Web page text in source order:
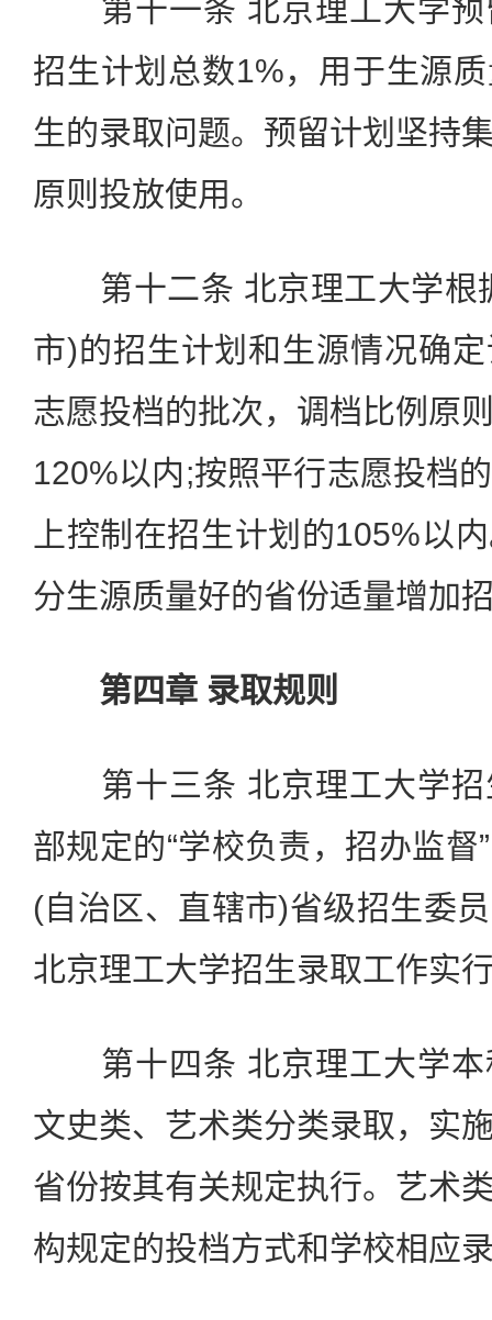
第十一条 北京理工大学预
招生计划总数1%，用于生源
生的录取问题。预留计划坚持
原则投放使用。
第十二条 北京理工大学根
市)的招生计划和生源情况确
志愿投档的批次，调档比例原
120%以内;按照平行志愿投档
上控制在招生计划的105%以
分生源质量好的省份适量增加
第四章 录取规则
第十三条 北京理工大学招
部规定的“学校负责，招办监督
(自治区、直辖市)省级招生委
北京理工大学招生录取工作实
第十四条 北京理工大学本
文史类、艺术类分类录取，实
省份按其有关规定执行。艺术
构规定的投档方式和学校相应